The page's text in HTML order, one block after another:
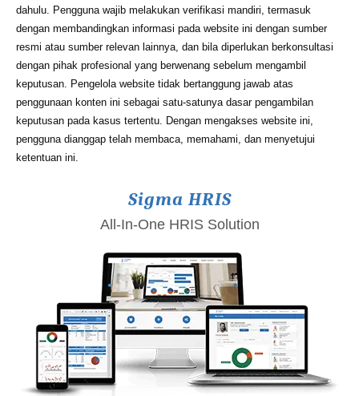
dahulu. Pengguna wajib melakukan verifikasi mandiri, termasuk
dengan membandingkan informasi pada website ini dengan sumber
resmi atau sumber relevan lainnya, dan bila diperlukan berkonsultasi
dengan pihak profesional yang berwenang sebelum mengambil
keputusan. Pengelola website tidak bertanggung jawab atas
penggunaan konten ini sebagai satu-satunya dasar pengambilan
keputusan pada kasus tertentu. Dengan mengakses website ini,
pengguna dianggap telah membaca, memahami, dan menyetujui
ketentuan ini.
Sigma HRIS
All-In-One HRIS Solution